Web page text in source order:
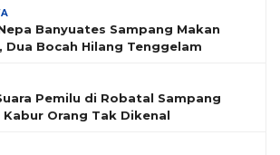
Banyuates Sampang Makan
Dua Bocah Hilang Tenggelam
Pemilu di Robatal Sampang
Kabur Orang Tak Dikenal